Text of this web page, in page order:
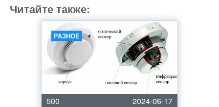
Читайте также:
РАЗНОЕ
500
2024-06-17